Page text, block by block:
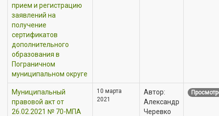
прием и регистрацию
заявлений на
получение
сертификатов
дополнительного
образования в
Пограничном
муниципальном округе
Муниципальный
правовой акт от
26.02.2021 № 70-МПА
10 марта
2021
Автор:
Александр
Черевко